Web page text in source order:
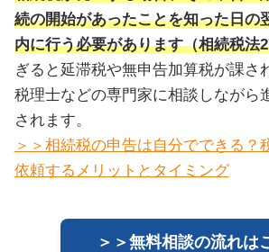
続の開始があったことを知った日の
内に行う必要があります（相続税法
ぎると延滞税や無申告加算税が課さ
税理士などの専門家に相談しながら
されます。
＞＞相続税の申告は自分でできる？
依頼するメリットとタイミング
＞＞無料相談の流れは